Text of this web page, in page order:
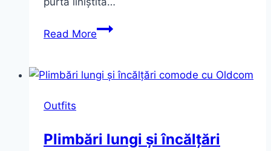
Read MoreSunday
White
Outfits
Plimbări lungi și încălțări